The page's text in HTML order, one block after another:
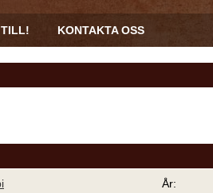
KONTAKTA OSS
År: